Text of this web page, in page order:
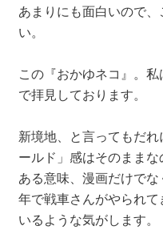
あまりにも面白いので
い。
この『おかゆネコ』。
で拝見しております。
新境地、と言ってもだ
ールド」感はそのままな
ある意味、漫画だけで
年で戦車さんがやられ
いるような気がします。